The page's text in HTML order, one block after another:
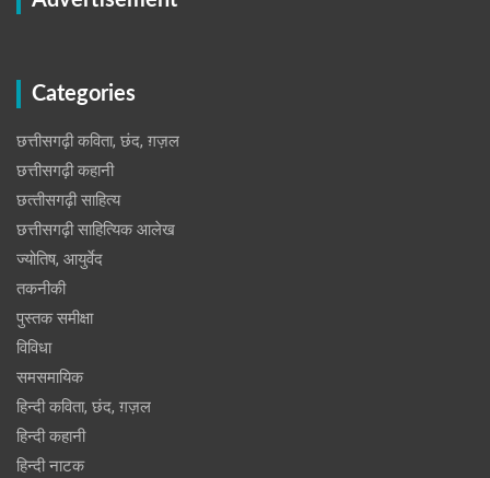
Categories
छत्तीसगढ़ी कविता, छंद, ग़ज़ल
छत्तीसगढ़ी कहानी
छत्‍तीसगढ़ी साहित्‍य
छत्तीसगढ़ी साहित्यिक आलेख
ज्योतिष, आयुर्वेद
तकनीकी
पुस्‍तक समीक्षा
विविधा
समसमायिक
हिन्दी कविता, छंद, ग़ज़ल
हिन्दी कहानी
हिन्‍दी नाटक